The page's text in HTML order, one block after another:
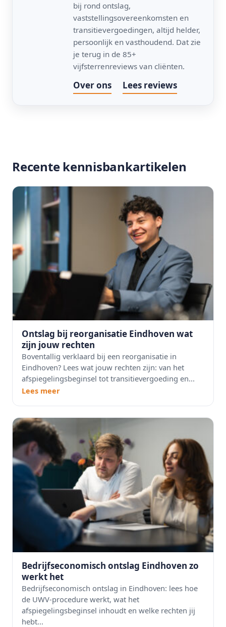
bij rond ontslag,
vaststellingsovereenkomsten en
transitievergoedingen, altijd helder,
persoonlijk en vasthoudend. Dat zie
je terug in de 85+
vijfsterrenreviews van cliënten.
Over ons Lees reviews
Recente kennisbankartikelen
Ontslag bij reorganisatie Eindhoven wat
zijn jouw rechten
Boventallig verklaard bij een reorganisatie in
Eindhoven? Lees wat jouw rechten zijn: van het
afspiegelingsbeginsel tot transitievergoeding en...
Lees meer
Bedrijfseconomisch ontslag Eindhoven zo
werkt het
Bedrijfseconomisch ontslag in Eindhoven: lees hoe
de UWV-procedure werkt, wat het
afspiegelingsbeginsel inhoudt en welke rechten jij
hebt...